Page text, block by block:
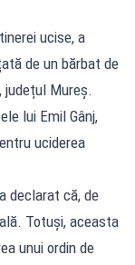
ucise, a
de un bărbat de
județul Mureș.
lui Emil Gânj,
uciderea
declarat că, de
Totuși, aceasta
unui ordin de